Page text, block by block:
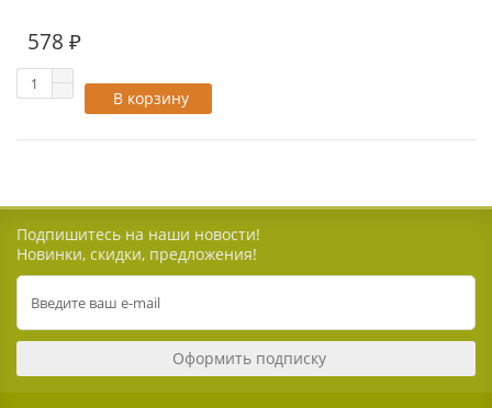
578 ₽
В корзину
Подпишитесь на наши новости!
Новинки, скидки, предложения!
Оформить подписку